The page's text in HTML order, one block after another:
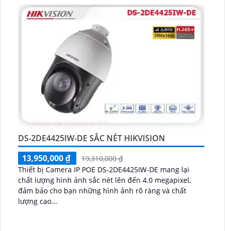
minh...
DS-2DE4425IW-DE SẮC NÉT HIKVISION
13,950,000 ₫
19,310,000 ₫
Thiết bị Camera IP POE DS-2DE4425IW-DE mang lại
chất lượng hình ảnh sắc nét lên đến 4.0 megapixel,
đảm bảo cho bạn những hình ảnh rõ ràng và chất
lượng cao...